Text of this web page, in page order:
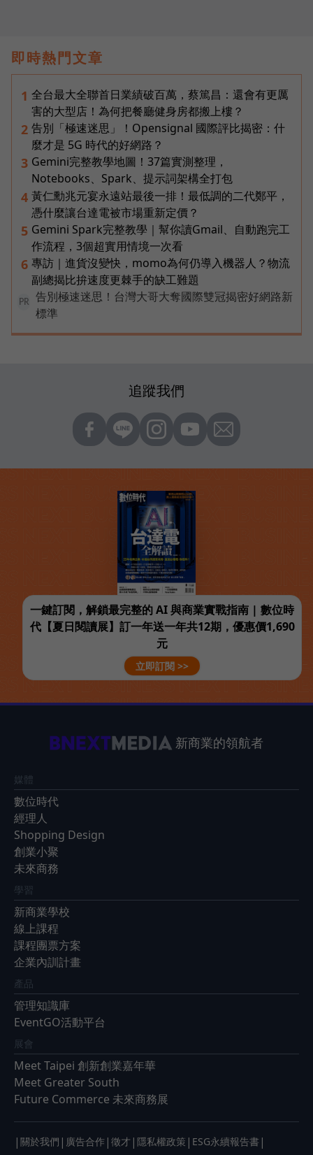
即時熱門文章
1 全台最大全聯首日業績破百萬，蔡篤昌：還會有更厲
害的大型店！為何把餐廳健身房都搬上樓？
2 告別「極速迷思」！Opensignal 國際評比揭密：什
麼才是 5G 時代的好網路？
3 Gemini完整教學地圖！37篇實測整理，
Notebooks、Spark、提示詞架構全打包
4 黃仁勳兆元宴永遠站最後一排！最低調的二代鄭平，
憑什麼讓台達電被市場重新定價？
5 Gemini Spark完整教學｜幫你讀Gmail、自動跑完工
作流程，3個超實用情境一次看
6 專訪｜進貨沒變快，momo為何仍導入機器人？物流
副總揭比拚速度更棘手的缺工難題
PR
告別極速迷思！台灣大哥大奪國際雙冠揭密好網路新
標準
追蹤我們
一鍵訂閱，解鎖最完整的 AI 與商業實戰指南 | 數位時
代【夏日閱讀展】訂一年送一年共12期，優惠價1,690
元
立即訂閱 >>
新商業的領航者
媒體
數位時代
經理人
Shopping Design
創業小聚
未來商務
學習
新商業學校
線上課程
課程團票方案
企業內訓計畫
產品
管理知識庫
EventGO活動平台
展會
Meet Taipei 創新創業嘉年華
Meet Greater South
Future Commerce 未來商務展
| 關於我們 | 廣告合作 | 徵才 | 隱私權政策 | ESG永續報告書 |